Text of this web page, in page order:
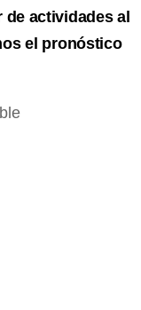
actividades al
el pronóstico